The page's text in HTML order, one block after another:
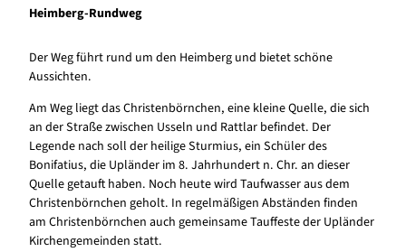
Heimberg-Rundweg
Der Weg führt rund um den Heimberg und bietet schöne
Aussichten.
Am Weg liegt das Christenbörnchen, eine kleine Quelle, die sich
an der Straße zwischen Usseln und Rattlar befindet. Der
Legende nach soll der heilige Sturmius, ein Schüler des
Bonifatius, die Upländer im 8. Jahrhundert n. Chr. an dieser
Quelle getauft haben. Noch heute wird Taufwasser aus dem
Christenbörnchen geholt. In regelmäßigen Abständen finden
am Christenbörnchen auch gemeinsame Tauffeste der Upländer
Kirchengemeinden statt.